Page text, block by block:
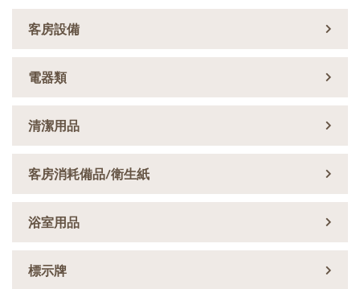
客房設備
電器類
清潔用品
客房消耗備品/衛生紙
浴室用品
標示牌